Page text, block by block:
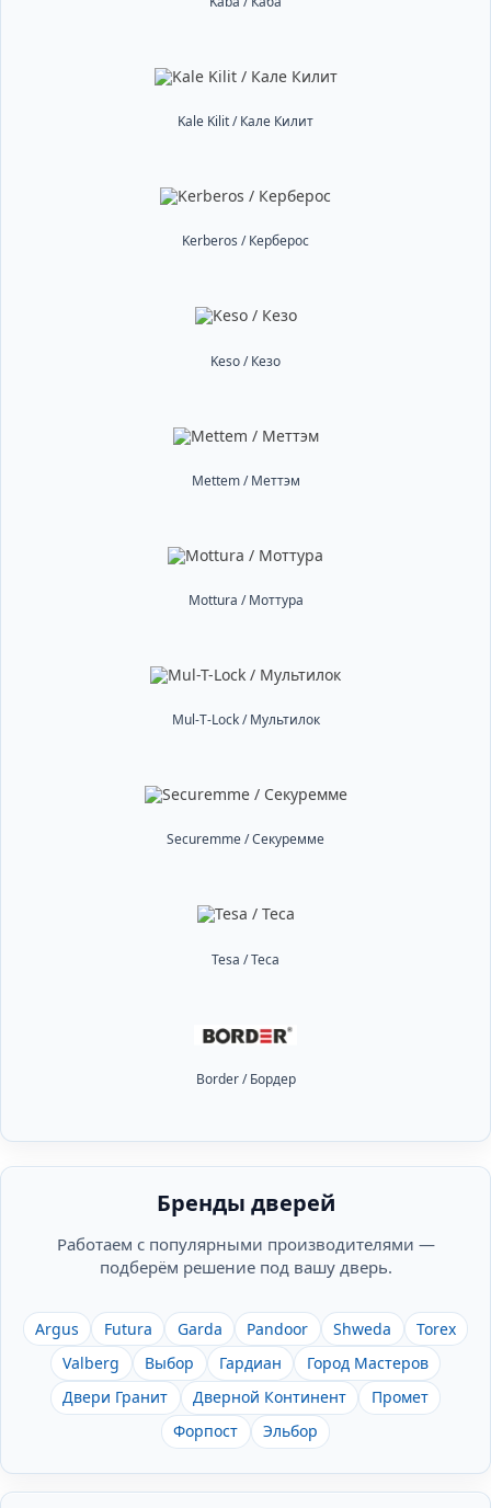
Kale Kilit / Кале Килит
Kerberos / Керберос
Keso / Кезо
Mettem / Меттэм
Mottura / Моттура
Mul-T-Lock / Мультилок
Securemme / Секуремме
Tesa / Теса
Border / Бордер
Бренды дверей
Работаем с популярными производителями —
подберём решение под вашу дверь.
Argus Futura Garda Pandoor Shweda
Torex
Valberg
Выбор Гардиан
Город Мастеров
Двери Гранит
Дверной Континент
Промет
Форпост
Эльбор